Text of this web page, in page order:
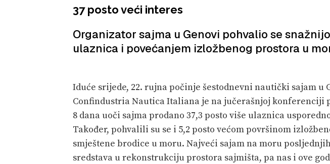
37 posto veći interes
Organizator sajma u Genovi pohvalio se
ulaznica i povećanjem izložbenog prostora u
Iduće srijede, 22. rujna počinje šestodnevni nautički sajam u
Confindustria Nautica Italiana je na jučerašnjoj konferenciji
8 dana uoči sajma prodano 37,3 posto više ulaznica
Također, pohvalili su se i 5,2 posto većom površinom
smještene brodice u moru. Najveći sajam na moru
sredstava u rekonstrukciju prostora sajmišta, pa nas i ove